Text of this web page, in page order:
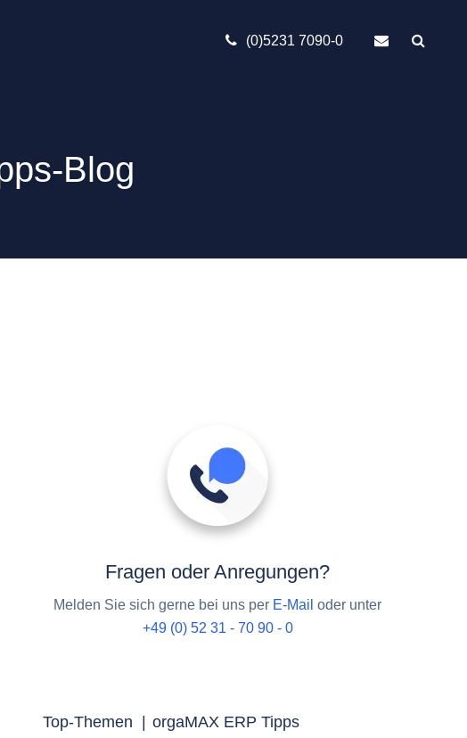
(0)5231 7090-0
Blog
Fragen oder Anregungen?
Melden Sie sich gerne bei uns per E-Mail oder unter
+49 (0) 52 31 - 70 90 - 0
Top-Themen | orgaMAX ERP Tipps